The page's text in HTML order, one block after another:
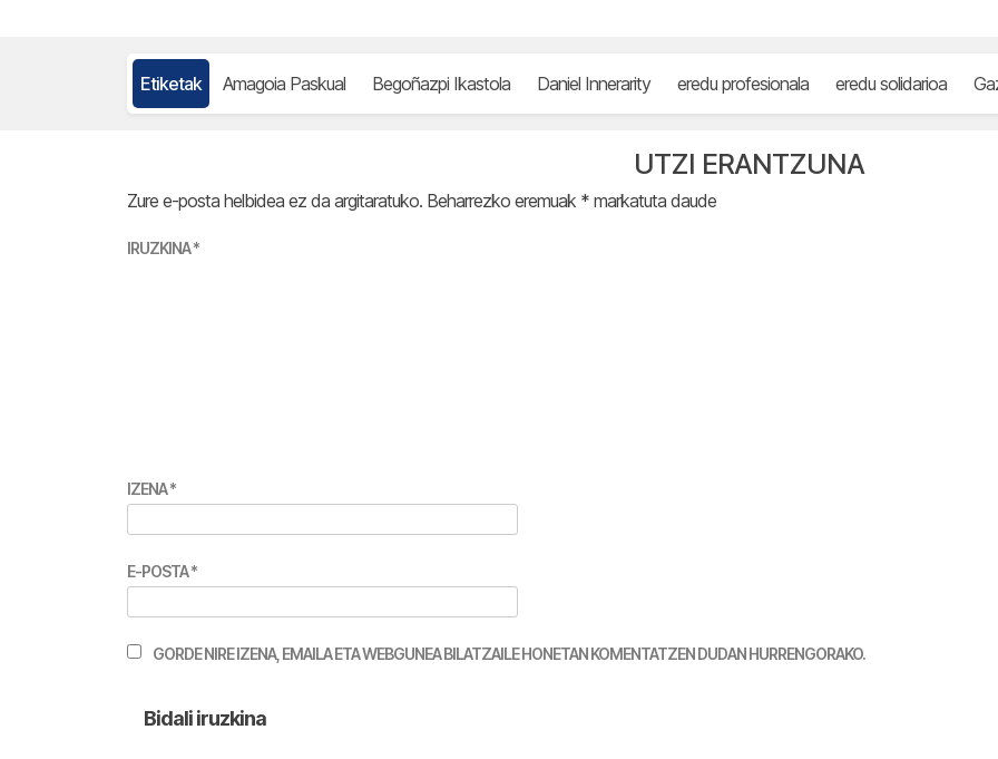
Etiketak Amagoia Paskual Begoñazpi Ikastola Daniel Innerarity eredu profesionala eredu solidarioa
UTZI ERANTZUNA
Zure e-posta helbidea ez da argitaratuko. Beharrezko eremuak * markatuta daude
IRUZKINA*
IZENA*
E-POSTA*
GORDE NIRE IZENA, EMAILA ETA WEBGUNEA BILATZAILE HONETAN KOMENTATZEN DUDAN HURRENGORAKO.